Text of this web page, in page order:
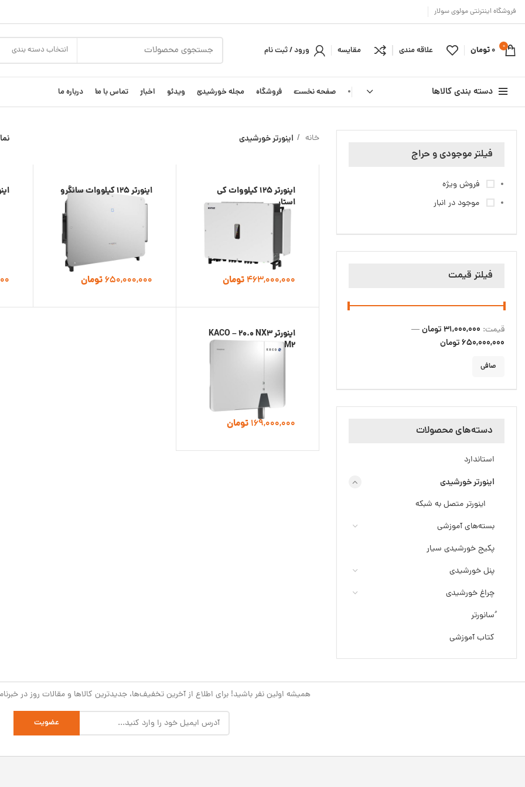
فروشگاه اینترنتی مولوی سولار
0
0تومان علاقه مندی مقایسه ورود / ثبت نام انتخاب دسته بندی
دسته بندی کالاها
دیوارکوب
صفحه نخست فروشگاه مجله خورشیدی ویدئو اخبار تماس با ما درباره ما
فیلتر موجودی و حراج
فروش ویژه
موجود در انبار
فیلتر قیمت
صافی
قيمت: 31,000,000 تومان —
650,000,000 تومان
دسته‌های محصولات
استاندارد
اینورتر خورشیدی
اینورتر متصل به شبکه
بسته‌های آموزشی
پکیج خورشیدی سیار
پنل خورشیدی
چراغ خورشیدی
ُسانورتر
کتاب آموزشی
خانه اینورتر خورشیدی
اینورتر 125 کیلووات کی
استار
463,000,000 تومان
اینورتر 125 کیلووات سانگرو
650,000,000تومان
اینورتر KACO – 20.0 NX3
M2
169,000,000 تومان
همیشه اولین نفر باشید! برای اطلاع از آخرین تخفیف‌ها، جدیدترین کالاها و مقالات روز در